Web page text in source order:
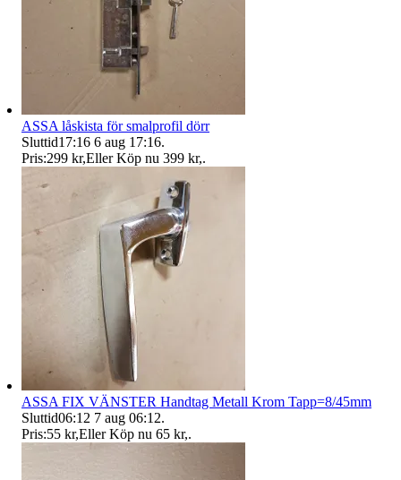
ASSA låskista för smalprofil dörr
Sluttid17:16 6 aug 17:16.
Pris:299 kr,Eller Köp nu 399 kr,.
ASSA FIX VÄNSTER Handtag Metall Krom Tapp=8/45mm
Sluttid06:12 7 aug 06:12.
Pris:55 kr,Eller Köp nu 65 kr,.